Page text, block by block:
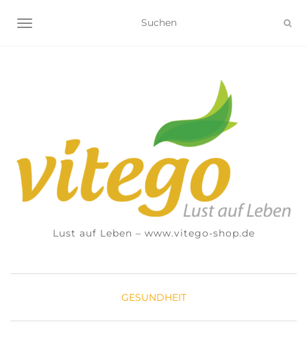
NAVIGATION UMSCHALTEN
Lust auf Leben – www.vitego-shop.de
GESUNDHEIT